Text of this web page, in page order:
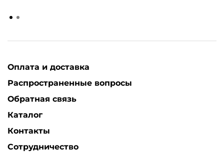
Оплата и доставка
Распространенные вопросы
Обратная связь
Каталог
Контакты
Сотрудничество